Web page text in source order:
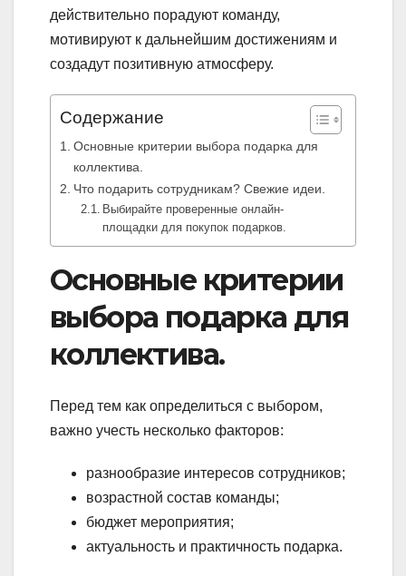
действительно порадуют команду,
мотивируют к дальнейшим достижениям и
создадут позитивную атмосферу.
Содержание
Основные критерии выбора подарка для
коллектива.
Что подарить сотрудникам? Свежие идеи.
Выбирайте проверенные онлайн-
площадки для покупок подарков.
Основные критерии
выбора подарка для
коллектива.
Перед тем как определиться с выбором,
важно учесть несколько факторов:
разнообразие интересов сотрудников;
возрастной состав команды;
бюджет мероприятия;
актуальность и практичность подарка.